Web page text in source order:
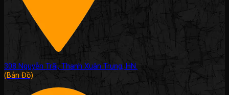
308 Nguyễn Trãi, Thanh Xuân Trung, HN.
(Bản Đồ)